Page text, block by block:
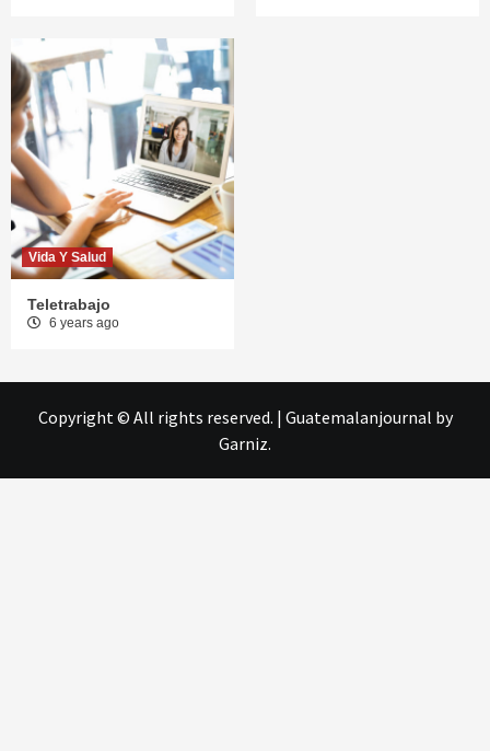
Vida Y Salud
Teletrabajo
6 years ago
Copyright © All rights reserved. | Guatemalanjournal by
Garniz.